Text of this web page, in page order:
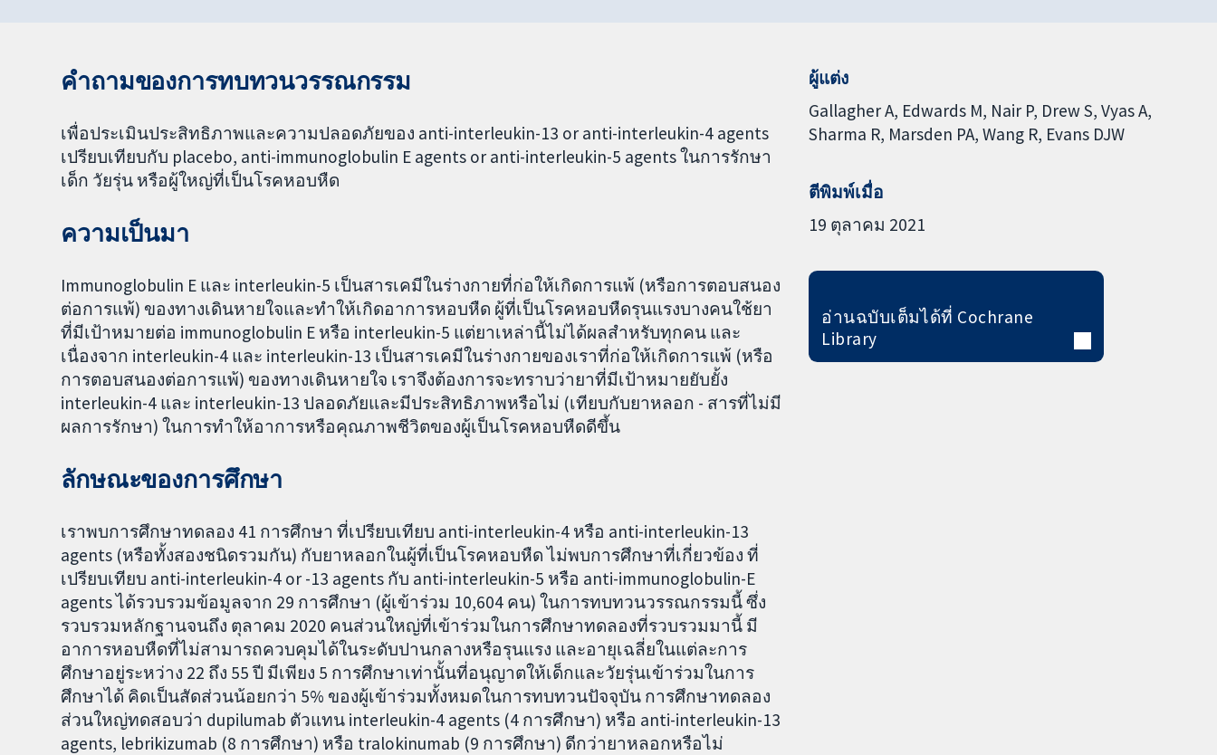
คำถามของการทบทวนวรรณกรรม
เพื่อประเมินประสิทธิภาพและความปลอดภัยของ anti-interleukin-13 or anti-interleukin-4 agents
เปรียบเทียบกับ placebo, anti-immunoglobulin E agents or anti-interleukin-5 agents ในการรักษา
เด็ก วัยรุ่น หรือผู้ใหญ่ที่เป็นโรคหอบหืด
ความเป็นมา
Immunoglobulin E และ interleukin-5 เป็นสารเคมีในร่างกายที่ก่อให้เกิดการแพ้ (หรือการตอบสนอง
ต่อการแพ้) ของทางเดินหายใจและทำให้เกิดอาการหอบหืด ผู้ที่เป็นโรคหอบหืดรุนแรงบางคนใช้ยา
ที่มีเป้าหมายต่อ immunoglobulin E หรือ interleukin-5 แต่ยาเหล่านี้ไม่ได้ผลสำหรับทุกคน และ
เนื่องจาก interleukin-4 และ interleukin-13 เป็นสารเคมีในร่างกายของเราที่ก่อให้เกิดการแพ้ (หรือ
การตอบสนองต่อการแพ้) ของทางเดินหายใจ เราจึงต้องการจะทราบว่ายาที่มีเป้าหมายยับยั้ง
interleukin-4 และ interleukin-13 ปลอดภัยและมีประสิทธิภาพหรือไม่ (เทียบกับยาหลอก - สารที่ไม่มี
ผลการรักษา) ในการทำให้อาการหรือคุณภาพชีวิตของผู้เป็นโรคหอบหืดดีขึ้น
ลักษณะของการศึกษา
เราพบการศึกษาทดลอง 41 การศึกษา ที่เปรียบเทียบ anti-interleukin-4 หรือ anti-interleukin-13
agents (หรือทั้งสองชนิดรวมกัน) กับยาหลอกในผู้ที่เป็นโรคหอบหืด ไม่พบการศึกษาที่เกี่ยวข้อง ที่
เปรียบเทียบ anti-interleukin-4 or -13 agents กับ anti-interleukin-5 หรือ anti-immunoglobulin-E
agents ได้รวบรวมข้อมูลจาก 29 การศึกษา (ผู้เข้าร่วม 10,604 คน) ในการทบทวนวรรณกรรมนี้ ซึ่ง
รวบรวมหลักฐานจนถึง ตุลาคม 2020 คนส่วนใหญ่ที่เข้าร่วมในการศึกษาทดลองที่รวบรวมมานี้ มี
อาการหอบหืดที่ไม่สามารถควบคุมได้ในระดับปานกลางหรือรุนแรง และอายุเฉลี่ยในแต่ละการ
ศึกษาอยู่ระหว่าง 22 ถึง 55 ปี มีเพียง 5 การศึกษาเท่านั้นที่อนุญาตให้เด็กและวัยรุ่นเข้าร่วมในการ
ศึกษาได้ คิดเป็นสัดส่วนน้อยกว่า 5% ของผู้เข้าร่วมทั้งหมดในการทบทวนปัจจุบัน การศึกษาทดลอง
ส่วนใหญ่ทดสอบว่า dupilumab ตัวแทน interleukin-4 agents (4 การศึกษา) หรือ anti-interleukin-13
agents, lebrikizumab (8 การศึกษา) หรือ tralokinumab (9 การศึกษา) ดีกว่ายาหลอกหรือไม่
ผู้แต่ง
Gallagher A Edwards M Nair P Drew S Vyas A
Sharma R Marsden PA Wang R Evans DJW
ตีพิมพ์เมื่อ
19 ตุลาคม 2021
อ่านฉบับเต็มได้ที่ Cochrane
Library